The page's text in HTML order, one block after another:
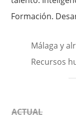
Formación.
Málaga y
Recursos
ACTUAL